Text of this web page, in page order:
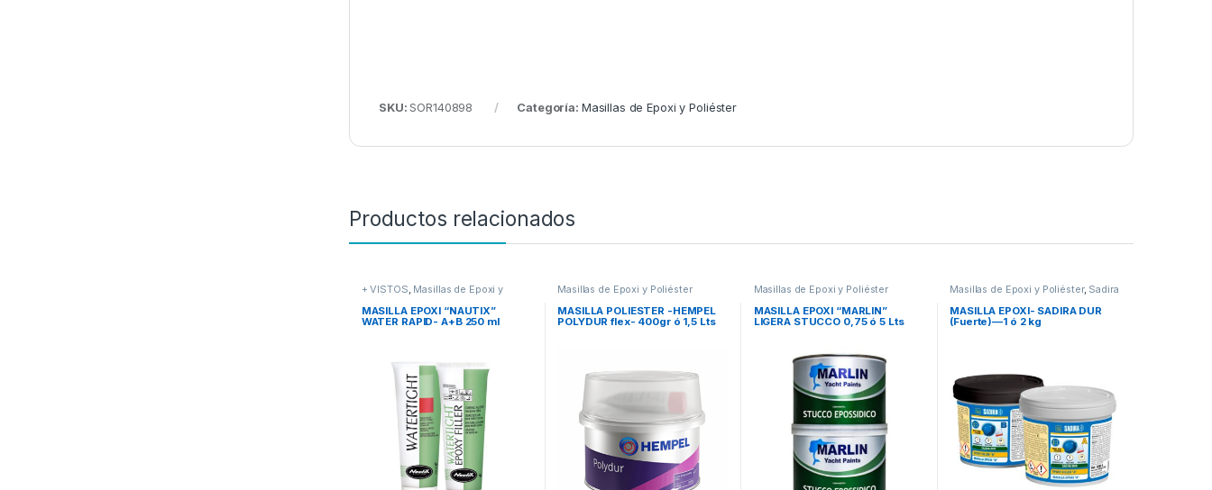
SKU:SOR140898 Categoría: Masillas de Epoxi y Poliéster
Productos relacionados
+ VISTOS, Masillas de Epoxi y
Poliéster
MASILLA EPOXI “NAUTIX”
WATER RAPID- A+B 250 ml
Masillas de Epoxi y Poliéster
MASILLA POLIESTER -HEMPEL
POLYDUR flex- 400gr ó 1,5 Lts
Masillas de Epoxi y Poliéster
MASILLA EPOXI “MARLIN”
LIGERA STUCCO 0,75 ó 5 Lts
Masillas de Epoxi y Poliéster, Sadira
Productos Técnicos
MASILLA EPOXI- SADIRA DUR
(Fuerte)—1 ó 2 kg